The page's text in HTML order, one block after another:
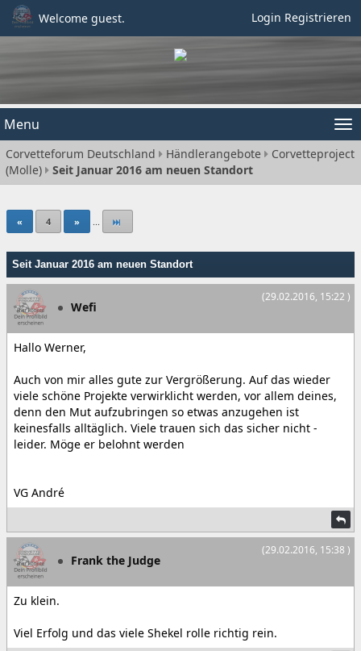
Welcome guest. Login Registrieren
Menu
Corvetteforum Deutschland Händlerangebote
Corvetteproject
(Molle)
Seit Januar 2016 am neuen Standort
« 4 » ...
Seit Januar 2016 am neuen Standort
(29.02.2016, 15:22 )
Wefi
Hallo Werner,
Auch von mir alles gute zur Vergrößerung. Auf das wieder
viele schöne Projekte verwirklicht werden, vor allem deines,
denn den Mut aufzubringen so etwas anzugehen ist
keinesfalls alltäglich. Viele trauen sich das sicher nicht -
leider. Möge er belohnt werden
VG André
(29.02.2016, 15:38 )
Frank the Judge
Zu klein.
Viel Erfolg und das viele Shekel rolle richtig rein.